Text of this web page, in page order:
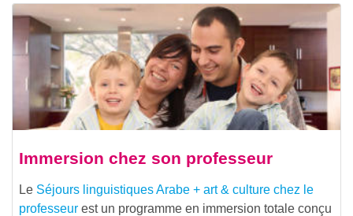
Immersion chez son professeur
Le Séjours linguistiques Arabe + art & culture chez le
professeur est un programme en immersion totale conçu